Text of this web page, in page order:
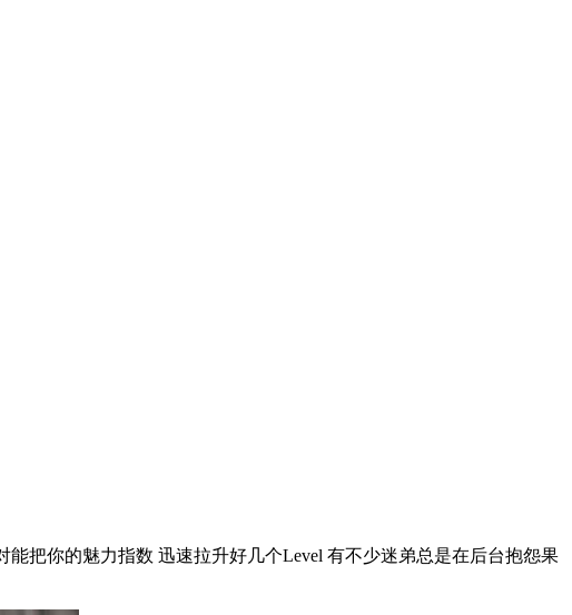
把你的魅力指数 迅速拉升好几个Level 有不少迷弟总是在后台抱怨果